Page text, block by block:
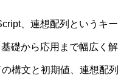
、連想配列というキー
礎から応用まで幅広く解
構文と初期値、連想配列